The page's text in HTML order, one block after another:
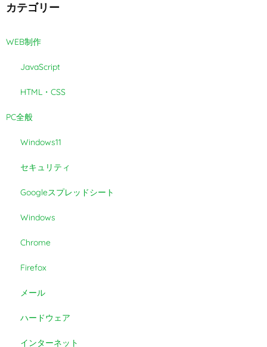
カテゴリー
WEB制作
JavaScript
HTML・CSS
PC全般
Windows11
セキュリティ
Googleスプレッドシート
Windows
Chrome
Firefox
メール
ハードウェア
インターネット